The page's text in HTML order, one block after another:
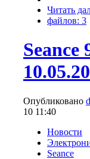
Читать
файлов: 3
Seance
Опубликовано
10 11:40
Новости
Seance